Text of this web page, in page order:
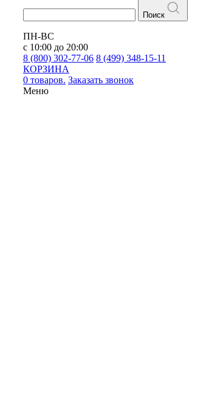
Поиск
ПН-ВС
с 10:00 до 20:00
8 (800) 302-77-06 8 (499) 348-15-11
КОРЗИНА
0 товаров. Заказать звонок
Меню